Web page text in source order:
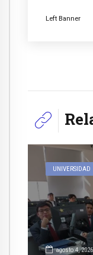
Left Banner
UNIVERSIDAD
agosto 4, 2026